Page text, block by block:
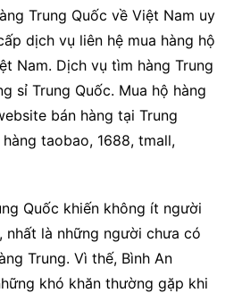
Trung Quốc về Việt Nam uy
dịch vụ liên hệ mua hàng hộ
Nam. Dịch vụ tìm hàng Trung
sỉ Trung Quốc. Mua hộ hàng
bán hàng tại Trung
taobao, 1688, tmall,
Quốc khiến không ít người
nhất là những người chưa có
Trung. Vì thế, Bình An
khó khăn thường gặp khi